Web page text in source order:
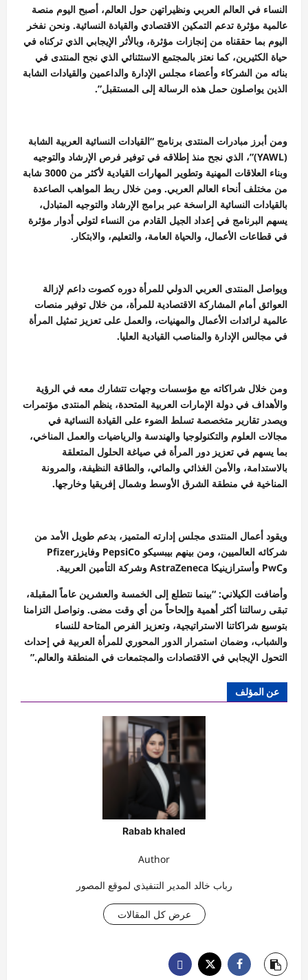
النساء في العالم العربي ونظيراتهن حول العالم، أصبح اليوم منصة
عالمية مؤثرة تدعم التمكين الاقتصادي والقيادة النسائية. ونحن نفخر
اليوم بما حققناه من إنجازات مؤثرة، وبالأثر الإيجابي الذي تركناه في
حياة الكثيرين، كما نعتز بالمجتمع الاستثنائي الذي نجح المنتدى في
بنائه من الشركاء وأعضاء مجلس الإدارة والداعمين والقيادات الشابة
الذين يواصلون حمل هذه الرسالة إلى المستقبل”.
ومن أبرز مبادرات المنتدى برنامج “القيادات النسائية العربية الشابة
(YAWL)”، الذي نجح منذ إطلاقه في توفير فرص الإرشاد والتوجيه
وبناء العلاقات المهنية وتطوير المهارات القيادية لأكثر من 3000 شابة
من مختلف أنحاء العالم العربي. ومن خلال ربط المواهب الصاعدة
بالقيادات النسائية الراسخة عبر برامج الإرشاد والتوجيه المتبادل،
يسهم البرنامج في إعداد الجيل القادم من النساء لتولي أدوار مؤثرة
في قطاعات الأعمال، والحياة العامة، والتعليم، والابتكار.
ويواصل المنتدى العربي الدولي للمرأة دوره كصوت داعم لإزالة
العوائق أمام المشاركة الاقتصادية للمرأة، من خلال توفير منصات
عالمية لرائدات الأعمال والمهنيات، والعمل على تعزيز تمثيل المرأة
في مجالس الإدارة والمناصب القيادية العليا.
ومن خلال شراكاته مع مؤسسات وجهات تتشارك معه في الرؤية
والأهداف في دولة الإمارات العربية المتحدة، ينظم المنتدى مؤتمرات
ويصدر تقارير متخصصة تسلط الضوء على القيادة النسائية في
مجالات العلوم والتكنولوجيا والهندسة والرياضيات والعمل المناخي،
بما يسهم في تعزيز دور المرأة في صياغة الحلول المتعلقة
بالاستدامة، والأمن الغذائي والمائي، والطاقة النظيفة، والمرونة
المناخية في منطقة الشرق الأوسط وشمال إفريقيا وخارجها.
ويقود أعمال المنتدى مجلس إدارته المتميز، بدعم طويل الأمد من
شركائه العالميين، ومن بينهم بيبسيكو PepsiCo وفايزرPfizer
وPwC وأسترازينيكا AstraZeneca وشركة التأمين العربية.
وأضافت الكيلاني: “بينما نتطلع إلى الخمسة والعشرين عاماً المقبلة،
تبقى رسالتنا أكثر أهمية وإلحاحاً من أي وقت مضى. ونواصل التزامنا
بتوسيع شراكاتنا الاستراتيجية، وتعزيز الفرص المتاحة للنساء
والشباب، وضمان استمرار الدور المحوري للمرأة العربية في إحداث
التحول الإيجابي في الاقتصادات والمجتمعات في المنطقة والعالم.”
عن المؤلف
Rabab khaled
Author
رباب خالد المدير التنفيذي لموقع المصور
عرض كل المقالات